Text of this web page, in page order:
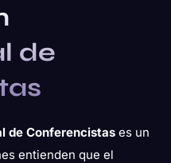
de
de Conferencistas es un
entienden que el